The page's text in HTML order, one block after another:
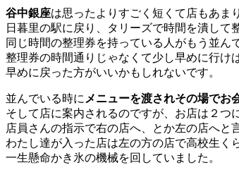
谷中銀座は思ったよりすごく短くて店もあま
日暮里の駅に戻り、タリーズで時間を潰して
同じ時間の整理券を持っている人がもう並ん
整理券の時間通りじゃなくて少し早めに行け
早めに戻った方がいいかもしれないです。
並んでいる時に メニューを渡されその場でお
そして店に案内されるのですが、お店は２つ
店員さんの指示で右の店へ、とか左の店へと
わたし達が入った店は左の方の店で高校生く
一生懸命かき氷の機械を回していました。